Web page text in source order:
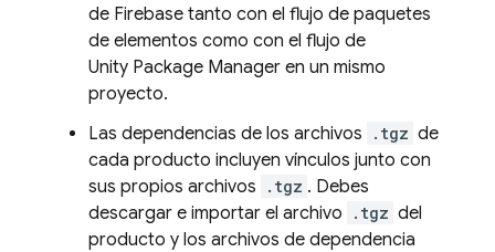
de Firebase tanto con el flujo de paquetes
de elementos como con el flujo de
Unity Package Manager en un mismo
proyecto.
Las dependencias de los archivos
.tgz de
cada producto incluyen vínculos junto con
sus propios archivos
.tgz . Debes
descargar e importar el archivo
.tgz del
producto y los archivos de dependencia